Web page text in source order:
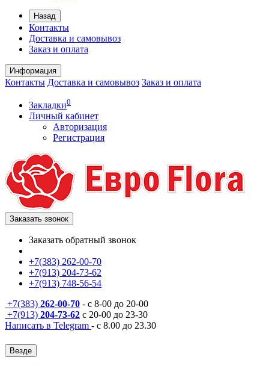
Назад
Контакты
Доставка и самовывоз
Заказ и оплата
Информация
Контакты Доставка и самовывоз Заказ и оплата
Закладки0
Личный кабинет
Авторизация
Регистрация
Заказать звонок
Заказать обратный звонок
+7(383) 262-00-70
+7(913) 204-73-62
+7(913) 748-56-54
+7(383) 262-00-70 - с 8-00 до 20-00
+7(913) 204-73-62 с 20-00 до 23-30
Написать в Telegram - с 8.00 до 23.30
Везде